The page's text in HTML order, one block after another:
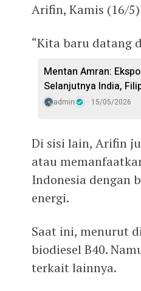
Arifin, Kamis (16/
“Kita baru datang
Mentan Amran:
Selanjutnya India,
admin 15/05/2026
Di sisi lain, Arifin
atau
Indonesia dengan
energi.
Saat ini, menurut
biodiesel B40.
terkait lainnya.